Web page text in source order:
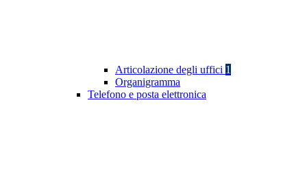
Articolazione degli uffici 1
Organigramma
Telefono e posta elettronica